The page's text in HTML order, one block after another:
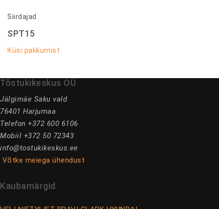
Siirdajad
SPT15
Küsi pakkumist
Tõstukikeskus OÜ
Jälgimäe Saku vald
76401 Harjumaa
Telefon +372 600 6106
Mobiil +372 50 72343
info@tostukikeskus.ee
Võtke meiega ühendust
Kaubamärgid